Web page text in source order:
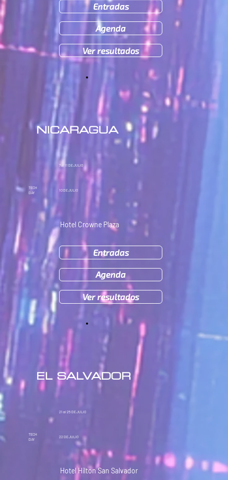
Entradas
Agenda
Ver resultados
NICARAGUA
7 al 11 DE JULIO
TECH
DAY
10DE JULIO
Hotel Crowne Plaza
Entradas
Agenda
Ver resultados
EL SALVADOR
21 al 25DE JULIO
TECH
DAY
22DE JULIO
Hotel Hilton San Salvador